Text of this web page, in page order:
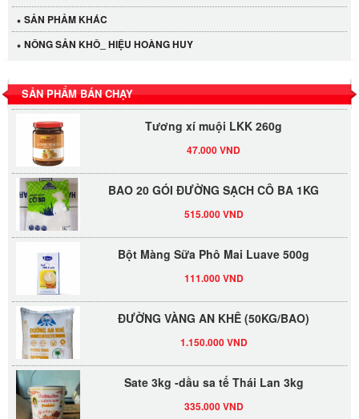
SẢN PHẢM KHÁC
NÔNG SẢN KHÔ_ HIỆU HOÀNG HUY
SẢN PHẨM BÁN CHẠY
LỐC 12 HỦ Tương xí muội LKK 260g
BAO 20 GÓI ĐƯỜNG SẠCH CÔ BA 1KG
ĐƯỜNG VÀNG AN KHÊ (50KG/BAO)
Sate 3kg -dầu sa tế Thái Lan 3kg